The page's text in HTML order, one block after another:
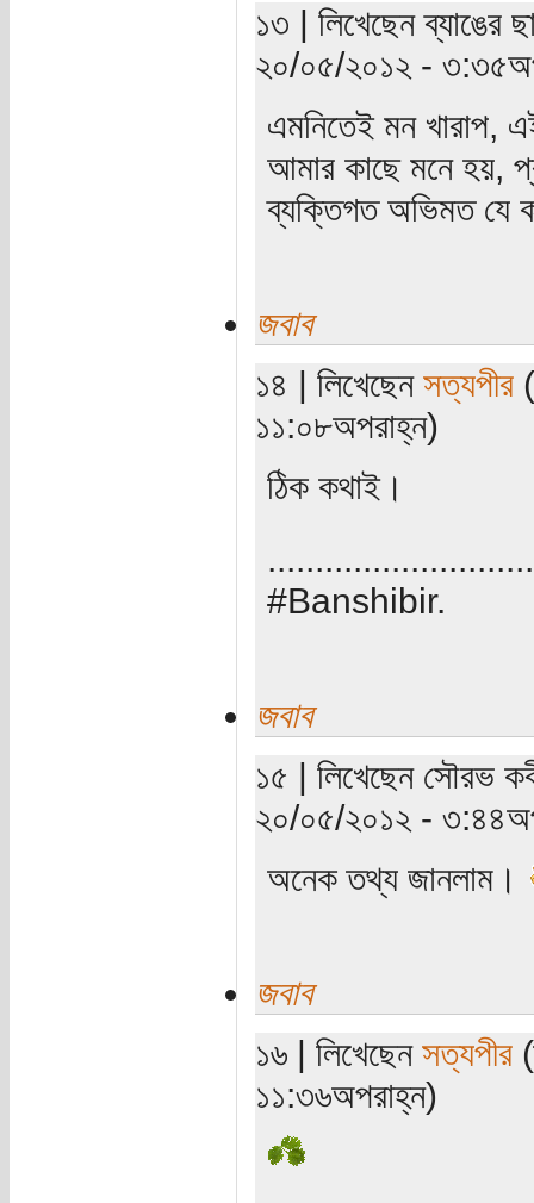
১৩ | লিখেছেন ব্যাঙের
২০/০৫/২০১২ -
এমনিতেই মন খারাপ,
আমার কাছে মনে হয়,
ব্যক্তিগত অভিমত যে
জবাব
১৪ | লিখেছেন সত্যপীর
১১:০৮অপরাহ্ন)
ঠিক কথাই।
#Banshibir.
জবাব
১৫ | লিখেছেন সৌরভ
২০/০৫/২০১২ -
অনেক তথ্য জানলাম।
জবাব
১৬ | লিখেছেন সত্যপীর
১১:৩৬অপরাহ্ন)